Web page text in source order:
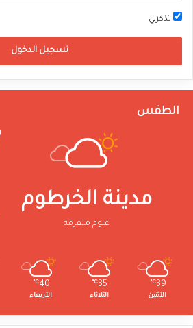
تذكرني
تسجيل الدخول
الطقس
مدينة الخرطوم
غيوم متفرقة
39
℃
الأثنين
35
℃
الثلاثاء
40
℃
الأربعاء